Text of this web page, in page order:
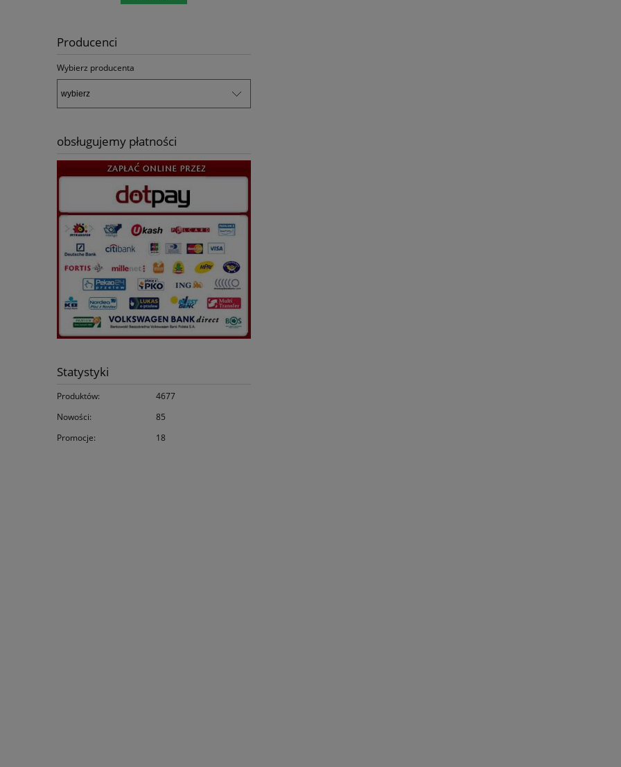
Producenci
Wybierz producenta
obsługujemy płatności
Statystyki
Produktów:
4677
Nowości:
85
Promocje:
18